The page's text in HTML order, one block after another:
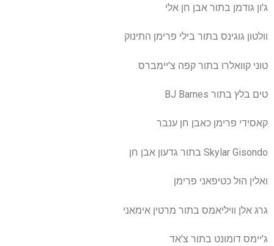
ג'ון גודמן בתור אבן חן אלי
וולטון גוגינס בתור בילי פרימן התינוק
טוני קוואלרו בתור קפה צ'יימברס
טים בלץ בתור BJ Barnes
קאסידי פרימן כאבן חן ענבר
Skylar Gisondo בתור גדעון אבן חן
ואלין הול כטיפאני פרימן
גרג אלן וויליאמס בתור מרטין אימאני
ג'יימס דומונט בתור צ'אד